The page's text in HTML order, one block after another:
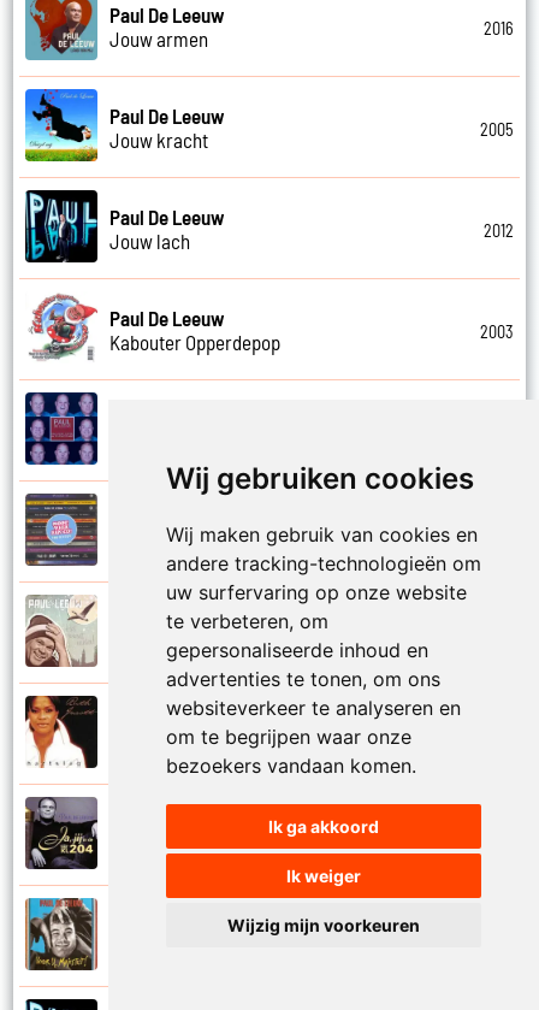
Wij gebruiken cookies
Wij maken gebruik van cookies en
andere tracking-technologieën om
uw surfervaring op onze website
te verbeteren, om
gepersonaliseerde inhoud en
advertenties te tonen, om ons
websiteverkeer te analyseren en
om te begrijpen waar onze
bezoekers vandaan komen.
Ik ga akkoord
Ik weiger
Wijzig mijn voorkeuren
Paul De Leeuw
Jouw armen
2016
Paul De Leeuw
Jouw kracht
2005
Paul De Leeuw
Jouw lach
2012
Paul De Leeuw
Kabouter Opperdepop
2003
Katinka
Paul De Leeuw
Kerstmis
Ruth Jacott en Paul De Leeuw
Kijk niet uit
KL 204 (Als ik God was)